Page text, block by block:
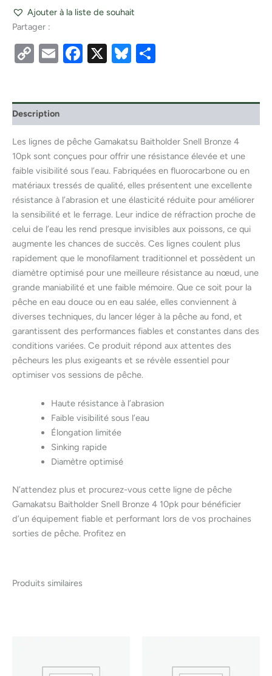
Ajouter à la liste de souhait
Partager :
CopyEmailFacebook
X Bluesky
Description
Les lignes de pêche Gamakatsu Baitholder Snell Bronze 4
10pk sont conçues pour offrir une résistance élevée et une
faible visibilité sous l’eau. Fabriquées en fluorocarbone ou en
matériaux tressés de qualité, elles présentent une excellente
résistance à l’abrasion et une élasticité réduite pour améliorer
la sensibilité et le ferrage. Leur indice de réfraction proche de
celui de l’eau les rend presque invisibles aux poissons, ce qui
augmente les chances de succès. Ces lignes coulent plus
rapidement que le monofilament traditionnel et possèdent un
diamètre optimisé pour une meilleure résistance au nœud, une
grande maniabilité et une faible mémoire. Que ce soit pour la
pêche en eau douce ou en eau salée, elles conviennent à
diverses techniques, du lancer léger à la pêche au fond, et
garantissent des performances fiables et constantes dans des
conditions variées. Ce produit répond aux attentes des
pêcheurs les plus exigeants et se révèle essentiel pour
optimiser vos sessions de pêche.
Haute résistance à l’abrasion
Faible visibilité sous l’eau
Élongation limitée
Sinking rapide
Diamètre optimisé
N’attendez plus et procurez-vous cette ligne de pêche
Gamakatsu Baitholder Snell Bronze 4 10pk pour bénéficier
d’un équipement fiable et performant lors de vos prochaines
sorties de pêche. Profitez en
Produits similaires